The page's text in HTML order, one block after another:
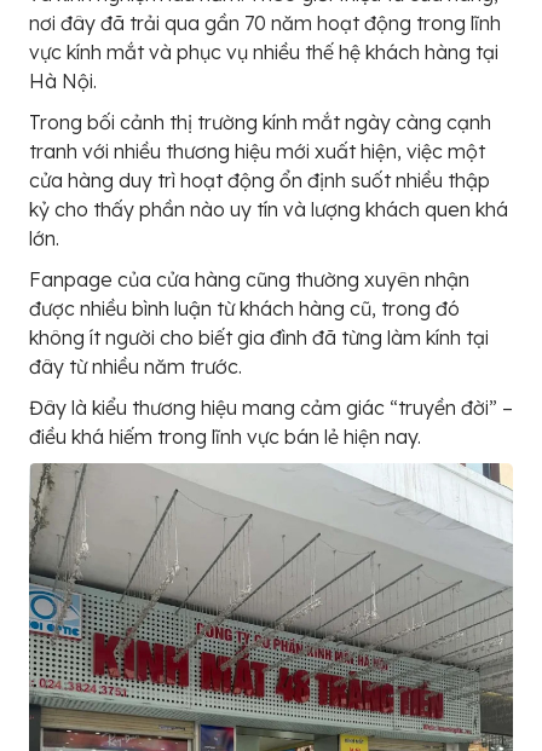
nơi đây đã trải qua gần 70 năm hoạt động trong lĩnh
vực kính mắt và phục vụ nhiều thế hệ khách hàng tại
Hà Nội.
Trong bối cảnh thị trường kính mắt ngày càng cạnh
tranh với nhiều thương hiệu mới xuất hiện, việc một
cửa hàng duy trì hoạt động ổn định suốt nhiều thập
kỷ cho thấy phần nào uy tín và lượng khách quen khá
lớn.
Fanpage của cửa hàng cũng thường xuyên nhận
được nhiều bình luận từ khách hàng cũ, trong đó
không ít người cho biết gia đình đã từng làm kính tại
đây từ nhiều năm trước.
Đây là kiểu thương hiệu mang cảm giác “truyền đời” –
điều khá hiếm trong lĩnh vực bán lẻ hiện nay.